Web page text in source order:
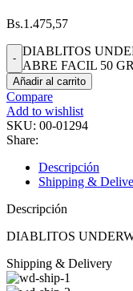
Bs.1.475,57
DIABLITOS
ABRE FACIL 50
Añadir al carrito
Compare
Add to wishlist
SKU: 00-01294
Share:
Descripción
Shipping &
Descripción
DIABLITOS
Shipping & Delivery